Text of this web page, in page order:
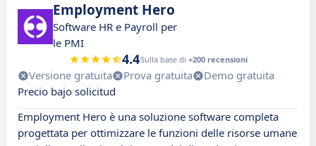
Employment Hero
Software HR e Payroll per
le PMI
4.4Sulla base di +200 recensioni
Versione gratuita Prova gratuita
Demo gratuita
Precio bajo solicitud
Employment Hero è una soluzione software completa
progettata per ottimizzare le funzioni delle risorse umane